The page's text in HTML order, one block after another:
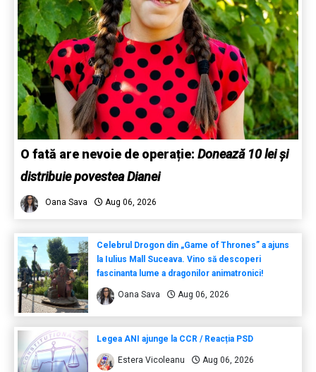
O fată are nevoie de operație: Donează 10 lei și
distribuie povestea Dianei
Oana Sava Aug 06, 2026
Celebrul Drogon din „Game of Thrones” a ajuns
la Iulius Mall Suceava. Vino să descoperi
fascinanta lume a dragonilor animatronici!
Oana Sava Aug 06, 2026
Legea ANI ajunge la CCR / Reacția PSD
Estera Vicoleanu Aug 06, 2026